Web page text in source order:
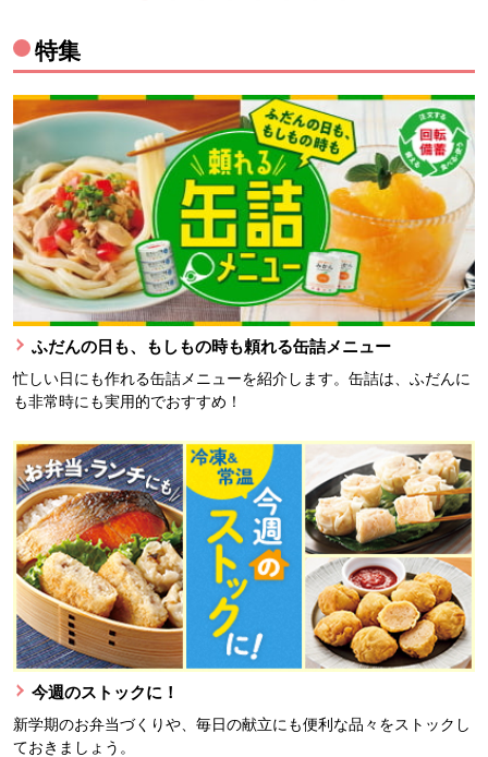
特集
ふだんの日も、もしもの時も頼れる缶詰メニュー
忙しい日にも作れる缶詰メニューを紹介します。缶詰は、ふだんに
も非常時にも実用的でおすすめ！
今週のストックに！
新学期のお弁当づくりや、毎日の献立にも便利な品々をストックし
ておきましょう。